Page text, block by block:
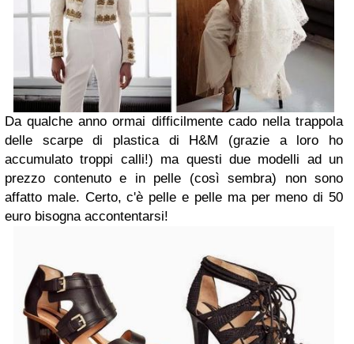
Da qualche anno ormai difficilmente cado nella trappola
delle scarpe di plastica di H&M (grazie a loro ho
accumulato troppi calli!) ma questi due modelli ad un
prezzo contenuto e in pelle (così sembra) non sono
affatto male. Certo, c'è pelle e pelle ma per meno di 50
euro bisogna accontentarsi!